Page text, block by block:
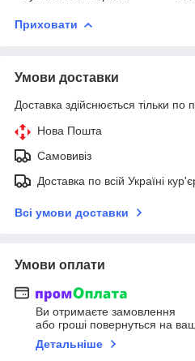
Приховати
Умови доставки
Доставка здійснюється тільки по
Нова Пошта
Самовивіз
Доставка по всій Україні
Всі умови доставки
Умови оплати
Ви отримаєте замовлення
або гроші повернуться на
Детальніше